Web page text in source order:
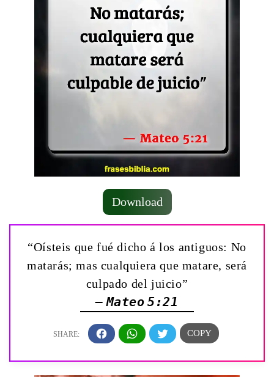
Download
“Oísteis que fué dicho á los antiguos: No
matarás; mas cualquiera que matare, será
culpado del juicio”
— Mateo 5:21